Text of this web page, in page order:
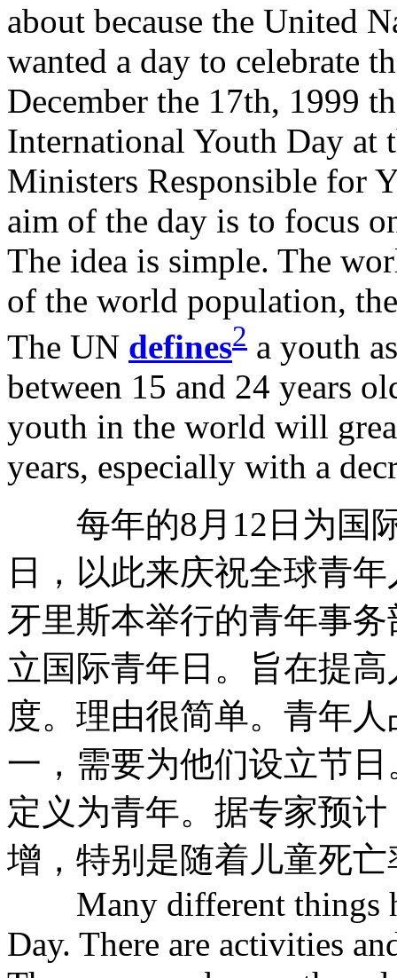
about because the United
wanted a day to celebrate
December the 17th, 1999
International Youth Day at
Ministers Responsible for
aim of the day is to focus
The idea is simple. The
of the world population,
The UN defines2 a youth
between 15 and 24 years
youth in the world will
years, especially with a
每年的8月12日为国际
日，以此来庆祝全球青
牙里斯本举行的青年事
立国际青年日。旨在提
度。理由很简单。青年
一，需要为他们设立节
定义为青年。据专家预
增，特别是随着儿童死
Many different things
Day. There are activities